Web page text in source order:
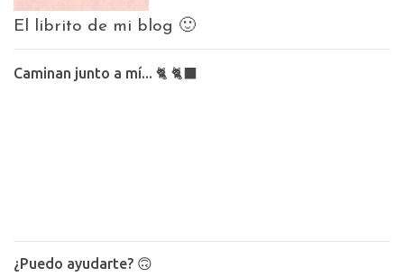
El librito de mi blog 🙂
Caminan junto a mí... 🐈 🐈‍⬛
¿Puedo ayudarte? 🙃